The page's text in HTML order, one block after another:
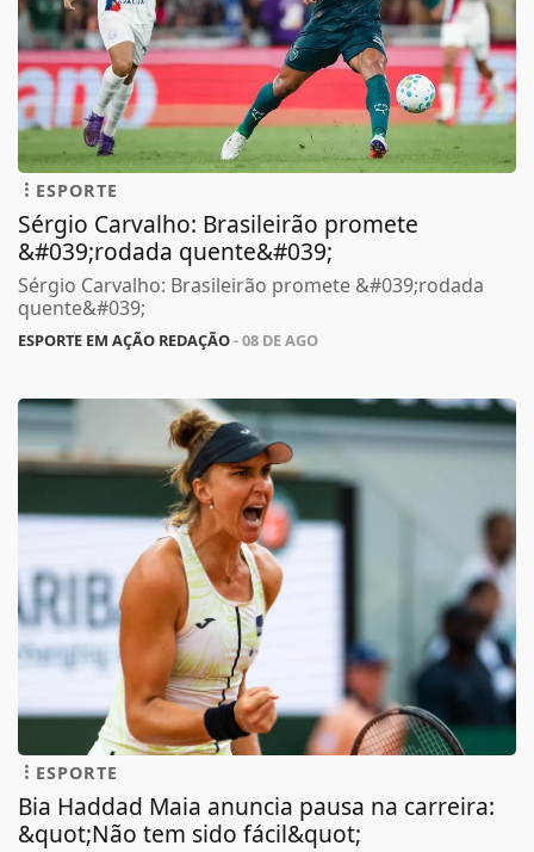
ESPORTE
Sérgio Carvalho: Brasileirão promete
&#039;rodada quente&#039;
Sérgio Carvalho: Brasileirão promete &#039;rodada
quente&#039;
ESPORTE EM AÇÃO REDAÇÃO- 08 DE AGO
ESPORTE
Bia Haddad Maia anuncia pausa na carreira:
&quot;Não tem sido fácil&quot;